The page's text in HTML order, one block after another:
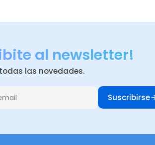
al newsletter!
las novedades.
Suscribirse